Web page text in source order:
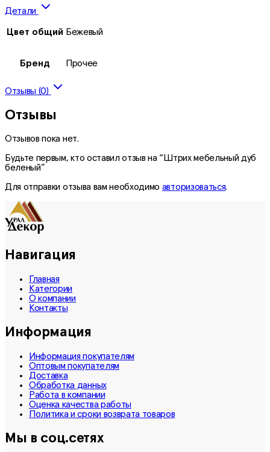
Детали
Цвет общий Бежевый
Бренд Прочее
Отзывы (0)
Отзывы
Отзывов пока нет.
Будьте первым, кто оставил отзыв на “Штрих мебельный дуб
беленый”
Для отправки отзыва вам необходимо авторизоваться.
Навигация
Главная
Категории
О компании
Контакты
Информация
Информация покупателям
Оптовым покупателям
Доставка
Обработка данных
Работа в компании
Оценка качества работы
Политика и сроки возврата товаров
Мы в соц.сетях